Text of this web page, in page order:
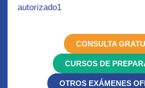
autorizado1
CONSULTA
CURSOS DE
OTROS EXÁMENES